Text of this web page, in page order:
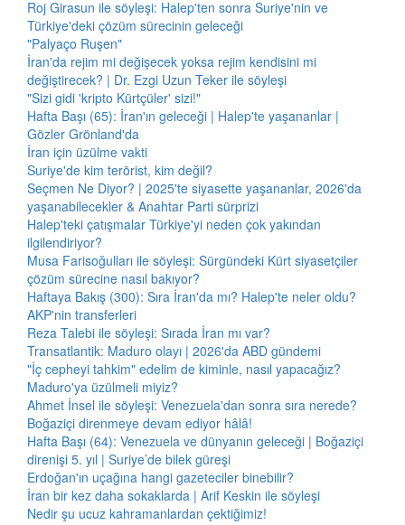
Roj Girasun ile söyleşi: Halep'ten sonra Suriye'nin ve
Türkiye'deki çözüm sürecinin geleceği
"Palyaço Ruşen"
İran'da rejim mi değişecek yoksa rejim kendisini mi
değiştirecek? | Dr. Ezgi Uzun Teker ile söyleşi
"Sizi gidi 'kripto Kürtçüler' sizi!"
Hafta Başı (65): İran'ın geleceği | Halep'te yaşananlar |
Gözler Grönland'da
İran için üzülme vakti
Suriye'de kim terörist, kim değil?
Seçmen Ne Diyor? | 2025'te siyasette yaşananlar, 2026'da
yaşanabilecekler & Anahtar Parti sürprizi
Halep'teki çatışmalar Türkiye'yi neden çok yakından
ilgilendiriyor?
Musa Farisoğulları ile söyleşi: Sürgündeki Kürt siyasetçiler
çözüm sürecine nasıl bakıyor?
Haftaya Bakış (300): Sıra İran'da mı? Halep'te neler oldu?
AKP'nin transferleri
Reza Talebi ile söyleşi: Sırada İran mı var?
Transatlantik: Maduro olayı | 2026'da ABD gündemi
"İç cepheyi tahkim" edelim de kiminle, nasıl yapacağız?
Maduro'ya üzülmeli miyiz?
Ahmet İnsel ile söyleşi: Venezuela'dan sonra sıra nerede?
Boğaziçi direnmeye devam ediyor hâlâ!
Hafta Başı (64): Venezuela ve dünyanın geleceği | Boğaziçi
direnişi 5. yıl | Suriye’de bilek güreşi
Erdoğan'ın uçağına hangi gazeteciler binebilir?
İran bir kez daha sokaklarda | Arif Keskin ile söyleşi
Nedir şu ucuz kahramanlardan çektiğimiz!